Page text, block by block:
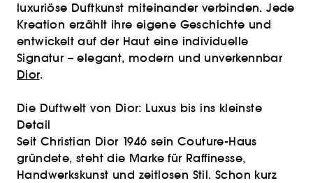
luxuriöse Duftkunst miteinander verbinden. Jede
Kreation erzählt ihre eigene Geschichte und
entwickelt auf der Haut eine individuelle
Signatur – elegant, modern und unverkennbar
Dior.
Die Duftwelt von Dior: Luxus bis ins kleinste
Detail
Seit Christian Dior 1946 sein Couture-Haus
gründete, steht die Marke für Raffinesse,
Handwerkskunst und zeitlosen Stil. Schon kurz